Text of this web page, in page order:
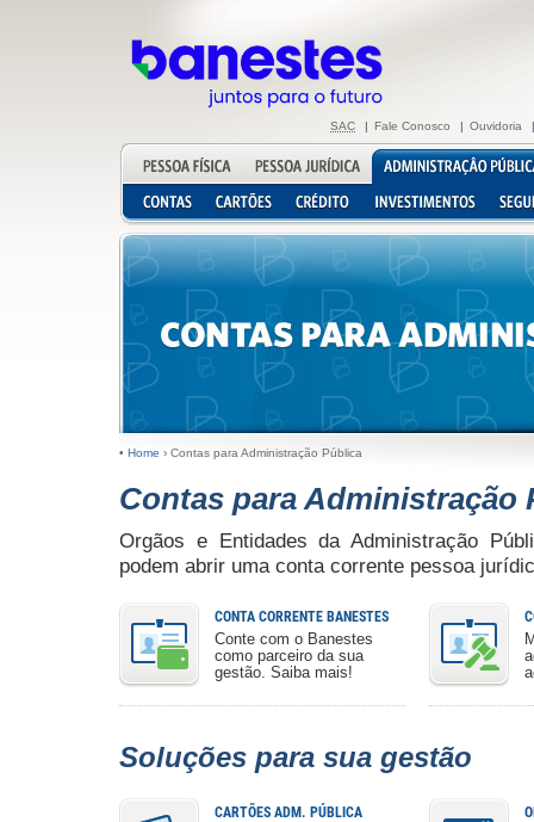
SAC | Fale Conosco | Ouvidoria |
• Home › Contas para Administração Pública
Contas para Administração
Orgãos e Entidades da Administração
podem abrir uma conta corrente pessoa
CONTA CORRENTE BANESTES
Conte com o Banestes
como parceiro da sua
gestão. Saiba mais!
Soluções para sua gestão
CARTÕES ADM. PÚBLICA